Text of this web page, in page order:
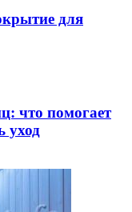
для
что помогает
уход